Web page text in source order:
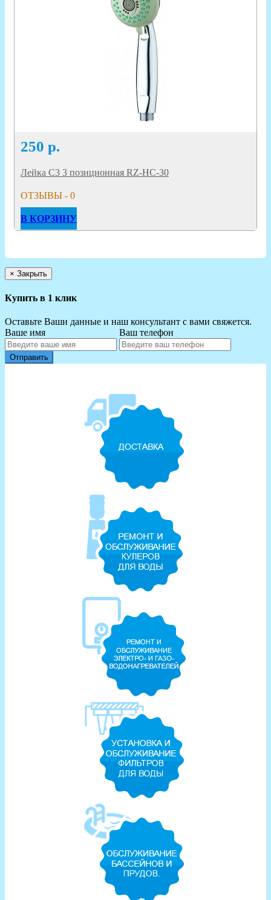
250 р.
Лейка C3 3 позиционная RZ-HC-30
ОТЗЫВЫ - 0
В КОРЗИНУ
× Закрыть
Купить в 1 клик
Оставьте Ваши данные и наш консультант с вами свяжется.
Ваше имя
Ваш телефон
Отправить